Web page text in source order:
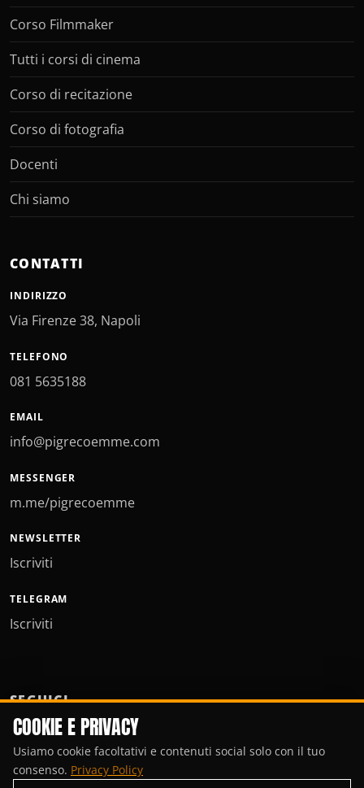
Corso Filmmaker
Tutti i corsi di cinema
Corso di recitazione
Corso di fotografia
Docenti
Chi siamo
CONTATTI
INDIRIZZO
Via Firenze 38, Napoli
TELEFONO
081 5635188
EMAIL
info@pigrecoemme.com
MESSENGER
m.me/pigrecoemme
NEWSLETTER
Iscriviti
TELEGRAM
Iscriviti
SEGUICI
COOKIE E PRIVACY
Usiamo cookie facoltativi e contenuti social solo con il tuo
consenso. Privacy Policy